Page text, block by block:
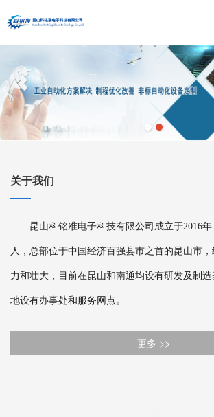
关于我们
昆山科铭准电子科技有限公司成立于2016年
人，总部位于中国经济百强县市之首的昆山市
力和壮大，目前在昆山和南通均设有研发及制
地设有办事处和服务网点。
治具设计与制造于一体的高新技术企业； 公司
更多 >>